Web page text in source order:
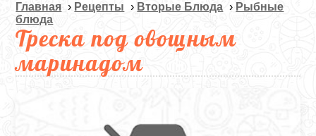
Главная › Рецепты › Вторые Блюда › Рыбные
блюда
Треска под овощным
маринадом